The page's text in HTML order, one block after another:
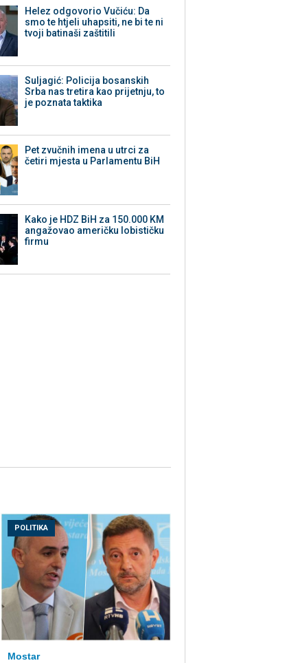
Helez odgovorio Vučiću: Da
smo te htjeli uhapsiti, ne bi te ni
tvoji batinaši zaštitili
Suljagić: Policija bosanskih
Srba nas tretira kao prijetnju, to
je poznata taktika
Pet zvučnih imena u utrci za
četiri mjesta u Parlamentu BiH
Kako je HDZ BiH za 150.000 KM
angažovao američku lobističku
firmu
POLITIKA
Mostar